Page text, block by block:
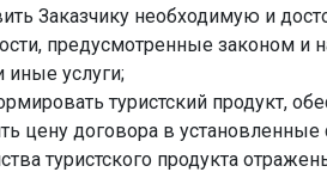
Заказчику необходимую и
предусмотренные законом
иные услуги;
туристский продукт,
цену договора в
туристского продукта